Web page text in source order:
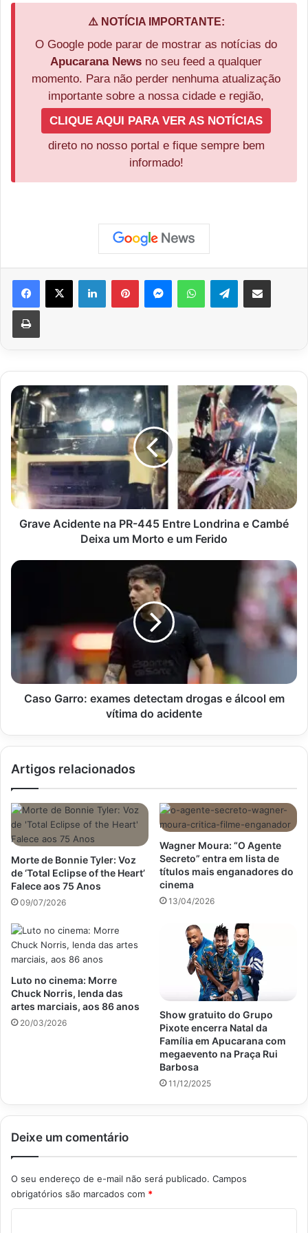
⚠️ NOTÍCIA IMPORTANTE:
O Google pode parar de mostrar as notícias do
Apucarana News no seu feed a qualquer
momento. Para não perder nenhuma atualização
importante sobre a nossa cidade e região,
CLIQUE AQUI PARA VER AS NOTÍCIAS
direto no nosso portal e fique sempre bem
informado!
Facebook
X LinkedinPinterestMessengerWhatsAppTelegramCompartilhar via e-mail
Imprimir
Grave
Acidente
na
PR-
445
Entre
Londrina
e
Cambé
Deixa
e
Grave Acidente na PR-445 Entre Londrina e Cambé
Deixa um Morto e um Ferido
Caso
drogas
e
álcool
vítima
Caso Garro: exames detectam drogas e álcool em
vítima do acidente
Artigos relacionados
Morte de Bonnie Tyler: Voz
de ‘Total Eclipse of the Heart’
Falece aos 75 Anos
09/07/2026
Wagner Moura: “O Agente
Secreto” entra em lista de
títulos mais enganadores do
cinema
13/04/2026
Luto no cinema: Morre
Chuck Norris, lenda das
artes marciais, aos 86 anos
20/03/2026
Show gratuito do Grupo
Pixote encerra Natal da
Família em Apucarana com
megaevento na Praça Rui
Barbosa
11/12/2025
Deixe um comentário
O seu endereço de e-mail não será publicado. Campos
obrigatórios são marcados com *